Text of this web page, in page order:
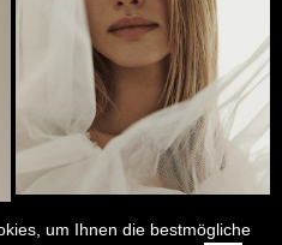
um Ihnen die bestmögliche